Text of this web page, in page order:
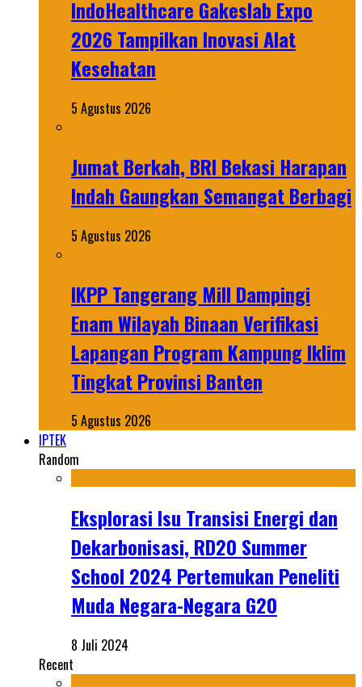
IndoHealthcare Gakeslab Expo
2026 Tampilkan Inovasi Alat
Kesehatan
5 Agustus 2026
Jumat Berkah, BRI Bekasi Harapan
Indah Gaungkan Semangat Berbagi
5 Agustus 2026
IKPP Tangerang Mill Dampingi
Enam Wilayah Binaan Verifikasi
Lapangan Program Kampung Iklim
Tingkat Provinsi Banten
5 Agustus 2026
IPTEK
Random
Eksplorasi Isu Transisi Energi dan
Dekarbonisasi, RD20 Summer
School 2024 Pertemukan Peneliti
Muda Negara-Negara G20
8 Juli 2024
Recent